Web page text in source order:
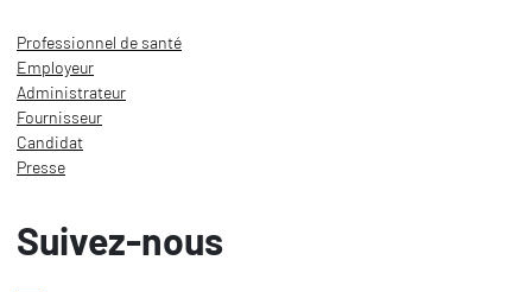
Professionnel de santé
Employeur
Administrateur
Fournisseur
Candidat
Presse
Suivez-nous